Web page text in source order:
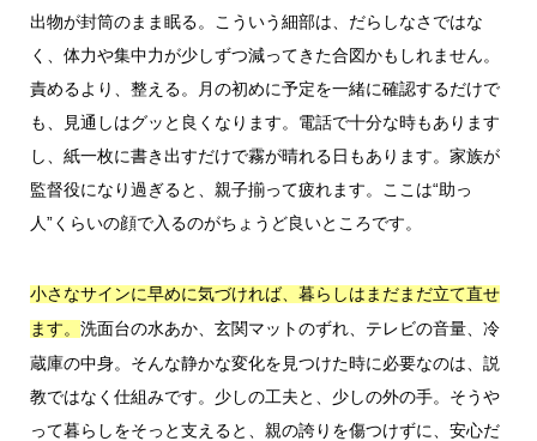
出物が封筒のまま眠る。こういう細部は、だらしなさではな
く、体力や集中力が少しずつ減ってきた合図かもしれません。
責めるより、整える。月の初めに予定を一緒に確認するだけで
も、見通しはグッと良くなります。電話で十分な時もあります
し、紙一枚に書き出すだけで霧が晴れる日もあります。家族が
監督役になり過ぎると、親子揃って疲れます。ここは“助っ
人”くらいの顔で入るのがちょうど良いところです。
小さなサインに早めに気づければ、暮らしはまだまだ立て直せ
ます。 洗面台の水あか、玄関マットのずれ、テレビの音量、冷
蔵庫の中身。そんな静かな変化を見つけた時に必要なのは、説
教ではなく仕組みです。少しの工夫と、少しの外の手。そうや
って暮らしをそっと支えると、親の誇りを傷つけずに、安心だ